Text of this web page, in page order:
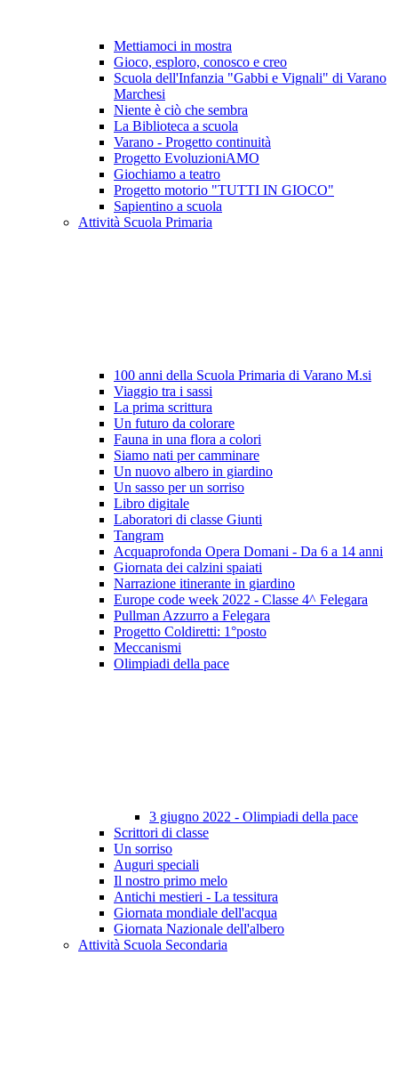
Mettiamoci in mostra
Gioco, esploro, conosco e creo
Scuola dell'Infanzia "Gabbi e Vignali" di Varano
Marchesi
Niente è ciò che sembra
La Biblioteca a scuola
Varano - Progetto continuità
Progetto EvoluzioniAMO
Giochiamo a teatro
Progetto motorio "TUTTI IN GIOCO"
Sapientino a scuola
Attività Scuola Primaria
100 anni della Scuola Primaria di Varano M.si
Viaggio tra i sassi
La prima scrittura
Un futuro da colorare
Fauna in una flora a colori
Siamo nati per camminare
Un nuovo albero in giardino
Un sasso per un sorriso
Libro digitale
Laboratori di classe Giunti
Tangram
Acquaprofonda Opera Domani - Da 6 a 14 anni
Giornata dei calzini spaiati
Narrazione itinerante in giardino
Europe code week 2022 - Classe 4^ Felegara
Pullman Azzurro a Felegara
Progetto Coldiretti: 1°posto
Meccanismi
Olimpiadi della pace
3 giugno 2022 - Olimpiadi della pace
Scrittori di classe
Un sorriso
Auguri speciali
Il nostro primo melo
Antichi mestieri - La tessitura
Giornata mondiale dell'acqua
Giornata Nazionale dell'albero
Attività Scuola Secondaria